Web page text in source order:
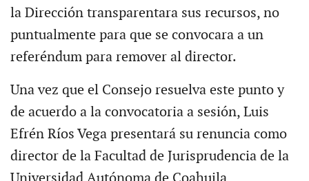
la Dirección transparentara sus recursos, no
puntualmente para que se convocara a un
referéndum para remover al director.
Una vez que el Consejo resuelva este punto y
de acuerdo a la convocatoria a sesión, Luis
Efrén Ríos Vega presentará su renuncia como
director de la Facultad de Jurisprudencia de la